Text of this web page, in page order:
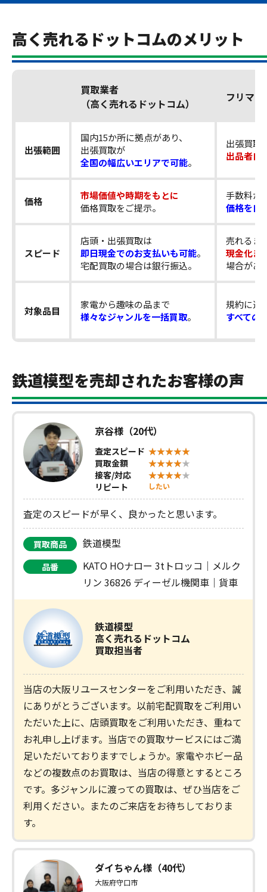
高く売れるドットコムのメリット
買取業者
（高く売れるドットコム）
フリマ
出張範囲
国内15か所に拠点があり、
出張買取が
全国の幅広いエリアで可能。
出張買取
出品者自
価格
市場価値や時期をもとに
価格買取をご提示。
手数料が
価格を自
スピード
店頭・出張買取は
即日現金でのお支払いも可能。
宅配買取の場合は銀行振込。
売れるま
現金化ま
場合があ
対象品目
家電から趣味の品まで
様々なジャンルを一括買取。
規約に違
すべての
鉄道模型を売却されたお客様の声
京谷様（20代）
査定スピード
買取金額
接客/対応
リピート
したい
査定のスピードが早く、良かったと思います。
買取商品 鉄道模型
品番
KATO HOナロー 3tトロッコ｜メルク
リン 36826 ディーゼル機関車｜貨車
鉄道模型
高く売れるドットコム
買取担当者
当店の大阪リユースセンターをご利用いただき、誠
にありがとうございます。以前宅配買取をご利用い
ただいた上に、店頭買取をご利用いただき、重ねて
お礼申し上げます。当店での買取サービスにはご満
足いただいておりますでしょうか。家電やホビー品
などの複数点のお買取は、当店の得意とするところ
です。多ジャンルに渡っての買取は、ぜひ当店をご
利用ください。またのご来店をお待ちしておりま
す。
ダイちゃん様（40代）
大阪府守口市